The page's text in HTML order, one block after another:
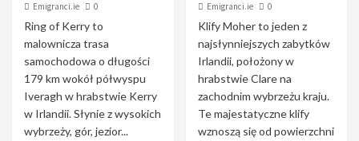
Emigranci.ie 0
Ring of Kerry to
malownicza trasa
samochodowa o długości
179 km wokół półwyspu
Iveragh w hrabstwie Kerry
w Irlandii. Słynie z wysokich
wybrzeży, gór, jezior...
Emigranci.ie 0
Klify Moher to jeden z
najsłynniejszych zabytków
Irlandii, położony w
hrabstwie Clare na
zachodnim wybrzeżu kraju.
Te majestatyczne klify
wznoszą się od powierzchni